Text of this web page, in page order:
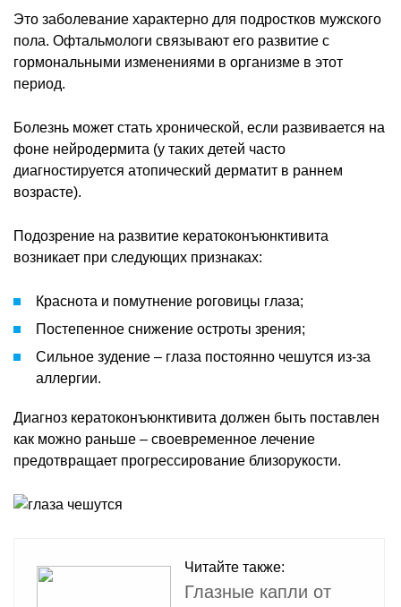
Это заболевание характерно для подростков мужского
пола. Офтальмологи связывают его развитие с
гормональными изменениями в организме в этот
период.
Болезнь может стать хронической, если развивается на
фоне нейродермита (у таких детей часто
диагностируется атопический дерматит в раннем
возрасте).
Подозрение на развитие кератоконъюнктивита
возникает при следующих признаках:
Краснота и помутнение роговицы глаза;
Постепенное снижение остроты зрения;
Сильное зудение – глаза постоянно чешутся из-за
аллергии.
Диагноз кератоконъюнктивита должен быть поставлен
как можно раньше – своевременное лечение
предотвращает прогрессирование близорукости.
Читайте также:
Глазные капли от